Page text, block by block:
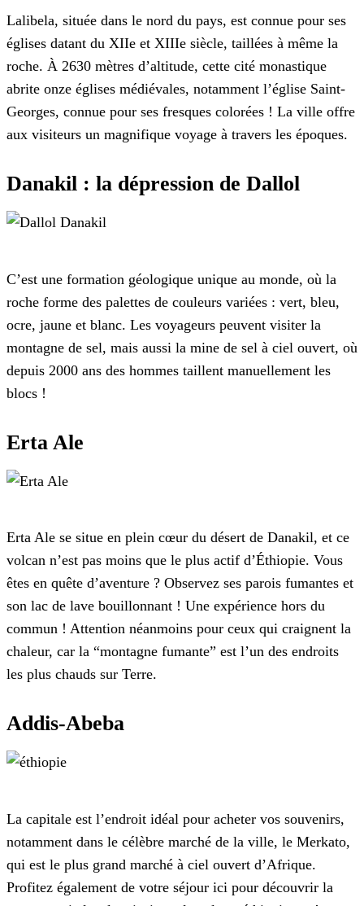
Lalibela, située dans le nord du pays, est connue pour ses
églises datant du XIIe et XIIIe siècle, taillées à même la
roche. À 2630 mètres d’altitude, cette cité monastique
abrite onze églises médiévales, notamment l’église Saint-
Georges, connue pour ses fresques colorées ! La ville offre
aux visiteurs un magnifique voyage à travers les époques.
Danakil : la dépression de Dallol
C’est une formation géologique unique au monde, où la
roche forme des palettes de couleurs variées : vert, bleu,
ocre, jaune et blanc. Les voyageurs peuvent visiter la
montagne de sel, mais aussi la mine de sel à ciel ouvert, où
depuis 2000 ans des hommes taillent manuellement les
blocs !
Erta Ale
Erta Ale se situe en plein cœur du désert de Danakil, et ce
volcan n’est pas moins que le plus actif d’Éthiopie. Vous
êtes en quête d’aventure ? Observez ses parois fumantes et
son lac de lave bouillonnant ! Une expérience hors du
commun ! Attention néanmoins pour ceux qui craignent la
chaleur, car la “montagne fumante” est l’un des endroits
les plus chauds sur Terre.
Addis-Abeba
La capitale est l’endroit idéal pour acheter vos souvenirs,
notamment dans le célèbre marché de la ville, le Merkato,
qui est le plus grand marché à ciel ouvert d’Afrique.
Profitez également de votre séjour ici pour découvrir la